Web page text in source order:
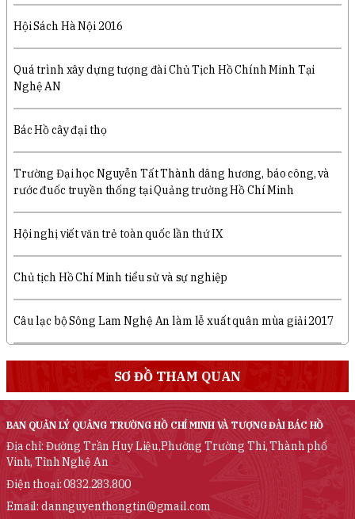
Hội Sách Hà Nội 2016
Quá trình xây dựng tượng đài Chủ Tịch Hồ Chính Minh Tại
Nghệ AN
Bác Hồ cây đại thọ
Trường Đại học Nguyễn Tất Thành dâng hương, báo công, và
rước đuốc truyền thống tại Quảng trường Hồ Chí Minh
Hội nghị viết văn trẻ toàn quốc lần thứ IX
Chủ tịch Hồ Chí Minh tiểu sử và sự nghiệp
Câu lạc bộ Sông Lam Nghệ An làm lễ xuất quân mùa giải 2017
SƠ ĐỒ THAM QUAN
BAN QUẢN LÝ QUẢNG TRƯỜNG HỒ CHÍ MINH VÀ TƯỢNG ĐÀI BÁC HỒ
Địa chỉ: Đường Trần Huy Liệu,Phường Trường Thi, Thành phố
Vinh, Tỉnh Nghệ An
Điện thoại: 0832.283.800
Email: dannguyenthongtin@gmail.com